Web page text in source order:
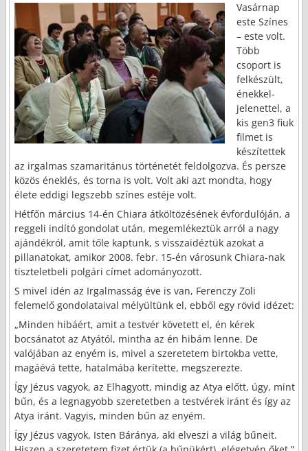
Vasárnap
este Színes
– este volt.
Több
csoport is
felkészült,
énekkel-
jelenettel, a
kis gen3 fiuk
filmet is
készítettek
az irgalmas szamaritánus történetét feldolgozva. És persze
közös éneklés, és torna is volt. Volt aki azt mondta, hogy
élete eddigi legszebb színes estéje volt.
Hétfőn március 14-én Chiara átköltözésének évfordulóján, a
reggeli indító gondolat után, megemlékeztük arról a nagy
ajándékról, amit tőle kaptunk, s visszaidéztük azokat a
pillanatokat, amikor 2008. febr. 15-én városunk Chiara-nak
tiszteletbeli polgári címet adományozott.
S mivel idén az Irgalmasság éve is van, Ferenczy Zoli
felemelő gondolataival mélyültünk el, ebből egy rövid idézet:
„Minden hibáért, amit a testvér követett el, én kérek
bocsánatot az Atyától, mintha az én hibám lenne. De
valójában az enyém is, mivel a szeretetem birtokba vette,
magáévá tette, hatalmába kerítette, megszerezte.
Így Jézus vagyok, az Elhagyott, mindig az Atya előtt, úgy, mint
bűn, és a legnagyobb szeretetben a testvérek iránt és így az
Atya iránt. Vagyis, minden bűn az enyém.
Így Jézus vagyok, Isten Báránya, aki elveszi a világ bűneit.